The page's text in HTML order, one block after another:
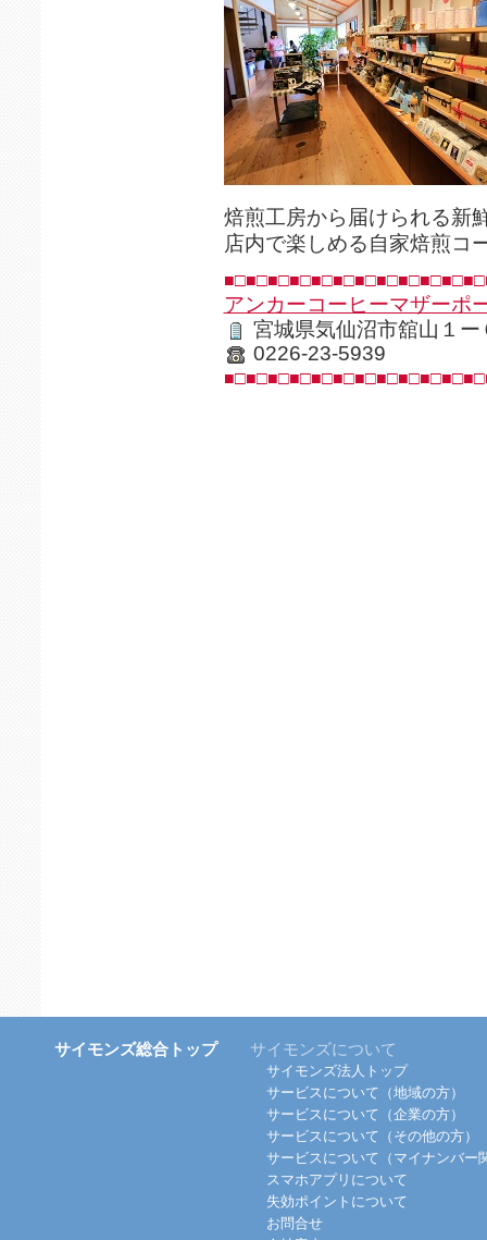
焙煎工房から届けられる新
店内で楽しめる自家焙煎コ
アンカーコーヒーマザーポ
宮城県気仙沼市舘山１ー
0226-23-5939
サイモンズ総合トップ サイモンズについて
サイモンズ法人トップ
サービスについて（地域の方）
サービスについて（企業の方）
サービスについて（その他の方）
サービスについて（マイナンバー
スマホアプリについて
失効ポイントについて
お問合せ